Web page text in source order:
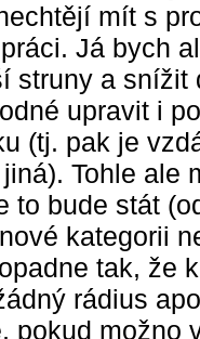
mít s
Já bych
struny a snížit
upravit i
(tj. pak je
Tohle ale
to bude stát
kategorii
tak, že
rádius
pokud možno